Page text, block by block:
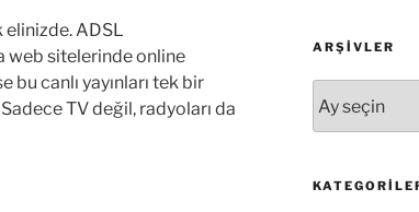
elinizde. ADSL
web sitelerinde online
bu canlı yayınları tek bir
TV değil, radyoları da
ARŞIVLER